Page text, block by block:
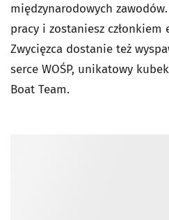
międzynarodowych
pracy i zostaniesz
Zwycięzca dostanie też
serce WOŚP, unikatowy
Boat Team.